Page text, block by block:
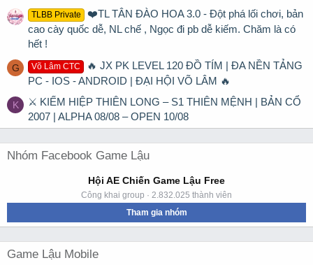
TLBB Private
❤️TL TÂN ĐÀO HOA 3.0 - Đột phá lối chơi, bản
cao cày quốc dễ, NL chế , Ngọc đi pb dễ kiếm. Chăm là có
hết !
G Võ Lâm CTC
🔥 JX PK LEVEL 120 ĐỒ TÍM | ĐA NỀN TẢNG
PC - IOS - ANDROID | ĐẠI HỘI VÕ LÂM 🔥
K
⚔ KIẾM HIỆP THIÊN LONG – S1 THIÊN MỆNH | BẢN CỔ
2007 | ALPHA 08/08 – OPEN 10/08
Nhóm Facebook Game Lậu
Hội AE Chiến Game Lậu Free
Công khai group · 2.832.025 thành viên
Tham gia nhóm
Game Lậu Mobile